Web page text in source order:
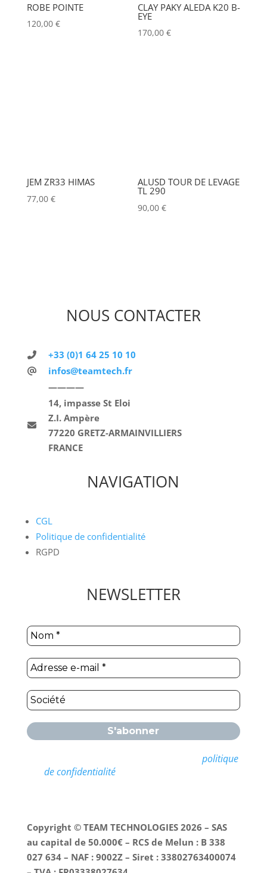
ROBE POINTE
120,00 €
CLAY PAKY ALEDA K20 B-
EYE
170,00€
JEM ZR33 HIMAS
77,00 €
ALUSD TOUR DE LEVAGE
TL 290
90,00€
NOUS CONTACTER
+33 (0)1 64 25 10 10
infos@teamtech.fr
————
14, impasse St Eloi
Z.I. Ampère
77220 GRETZ-ARMAINVILLIERS
FRANCE
NAVIGATION
CGL
Politique de confidentialité
RGPD
NEWSLETTER
Nous ne spammons pas ! Consultez notrepolitique
de confidentialitépour plus d’informations.
Copyright © TEAM TECHNOLOGIES 2026 – SAS
au capital de 50.000€ – RCS de Melun : B 338
027 634 – NAF : 9002Z – Siret : 33802763400074